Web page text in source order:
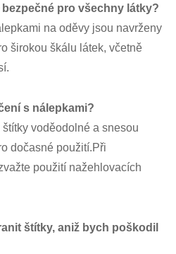
pro všechny látky?
na oděvy jsou navrženy
širokou škálu látek, včetně
s nálepkami?
voděodolné a snesou
dočasné použití.Při
použití nažehlovacích
štítky, aniž bych poškodil